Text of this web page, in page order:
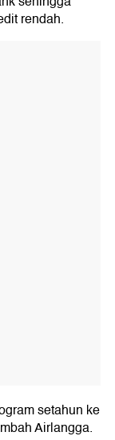
rendah.
setahun ke
Airlangga.